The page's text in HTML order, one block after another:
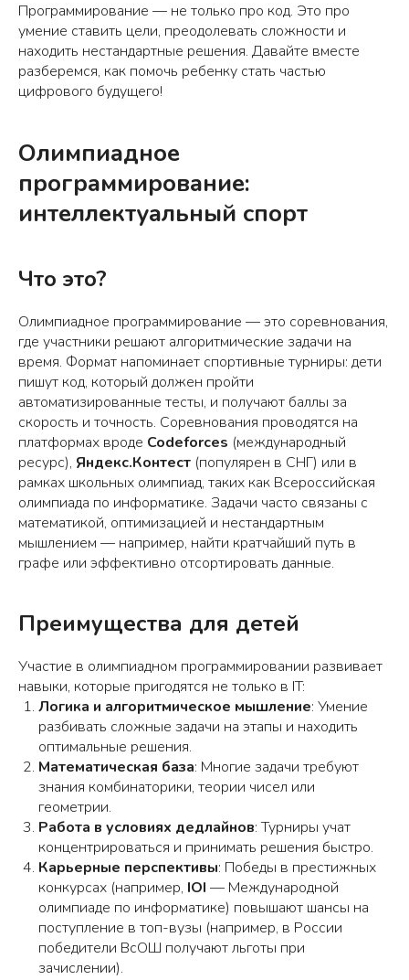
Программирование — не только про код. Это про
умение ставить цели, преодолевать сложности и
находить нестандартные решения. Давайте вместе
разберемся, как помочь ребенку стать частью
цифрового будущего!
Олимпиадное
программирование:
интеллектуальный спорт
Что это?
Олимпиадное программирование — это соревнования,
где участники решают алгоритмические задачи на
время. Формат напоминает спортивные турниры: дети
пишут код, который должен пройти
автоматизированные тесты, и получают баллы за
скорость и точность. Соревнования проводятся на
платформах вроде Codeforces (международный
ресурс), Яндекс.Контест (популярен в СНГ) или в
рамках школьных олимпиад, таких как Всероссийская
олимпиада по информатике. Задачи часто связаны с
математикой, оптимизацией и нестандартным
мышлением — например, найти кратчайший путь в
графе или эффективно отсортировать данные.
Преимущества для детей
Участие в олимпиадном программировании развивает
навыки, которые пригодятся не только в IT:
Логика и алгоритмическое мышление: Умение
разбивать сложные задачи на этапы и находить
оптимальные решения.
Математическая база: Многие задачи требуют
знания комбинаторики, теории чисел или
геометрии.
Работа в условиях дедлайнов: Турниры учат
концентрироваться и принимать решения быстро.
Карьерные перспективы: Победы в престижных
конкурсах (например, IOI — Международной
олимпиаде по информатике) повышают шансы на
поступление в топ-вузы (например, в России
победители ВсОШ получают льготы при
зачислении).